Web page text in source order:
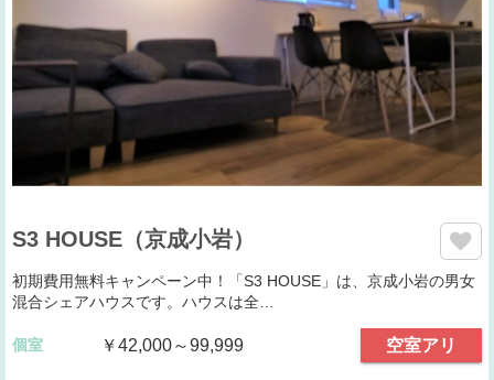
S3 HOUSE（京成小岩）
初期費用無料キャンペーン中！「S3 HOUSE」は、京成小岩の男女
混合シェアハウスです。ハウスは全…
個室 ￥42,000～99,999 空室アリ